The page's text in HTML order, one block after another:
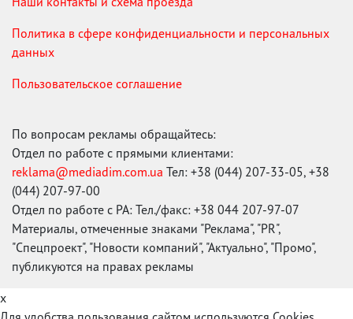
Политика в сфере конфиденциальности и персональных
данных
Пользовательское соглашение
По вопросам рекламы обращайтесь:
Отдел по работе с прямыми клиентами:
reklama@mediadim.com.ua Тел: +38 (044) 207-33-05, +38
(044) 207-97-00
Отдел по работе с РА: Тел./факс: +38 044 207-97-07
Материалы, отмеченные знаками "Реклама", "PR",
"Спецпроект", "Новости компаний", "Актуально", "Промо",
публикуются на правах рекламы
x